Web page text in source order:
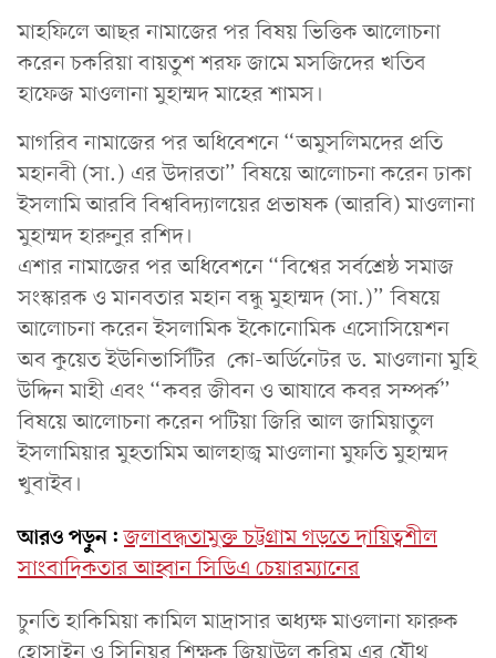
মাহফিলে আছর নামাজের পর বিষয় ভিত্তিক আলোচনা
করেন চকরিয়া বায়তুশ শরফ জামে মসজিদের খতিব
হাফেজ মাওলানা মুহাম্মদ মাহের শামস।
মাগরিব নামাজের পর অধিবেশনে “অমুসলিমদের প্রতি
মহানবী (সা.) এর উদারতা” বিষয়ে আলোচনা করেন ঢাকা
ইসলামি আরবি বিশ্ববিদ্যালয়ের প্রভাষক (আরবি) মাওলানা
মুহাম্মদ হারুনুর রশিদ।
এশার নামাজের পর অধিবেশনে “বিশ্বের সর্বশ্রেষ্ঠ সমাজ
সংস্কারক ও মানবতার মহান বন্ধু মুহাম্মদ (সা.)” বিষয়ে
আলোচনা করেন ইসলামিক ইকোনোমিক এসোসিয়েশন
অব কুয়েত ইউনিভার্সিটির কো-অর্ডিনেটর ড. মাওলানা মুহি
উদ্দিন মাহী এবং “কবর জীবন ও আযাবে কবর সম্পর্ক”
বিষয়ে আলোচনা করেন পটিয়া জিরি আল জামিয়াতুল
ইসলামিয়ার মুহতামিম আলহাজ্ব মাওলানা মুফতি মুহাম্মদ
খুবাইব।
আরও পড়ুন: জলাবদ্ধতামুক্ত চট্টগ্রাম গড়তে দায়িত্বশীল
সাংবাদিকতার আহ্বান সিডিএ চেয়ারম্যানের
চুনতি হাকিমিয়া কামিল মাদ্রাসার অধ্যক্ষ মাওলানা ফারুক